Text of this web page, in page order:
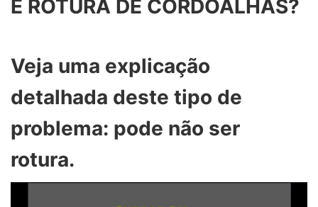
É ROTURA DE CORDOALHAS?
Veja uma explicação
detalhada deste tipo de
problema: pode não ser
rotura.